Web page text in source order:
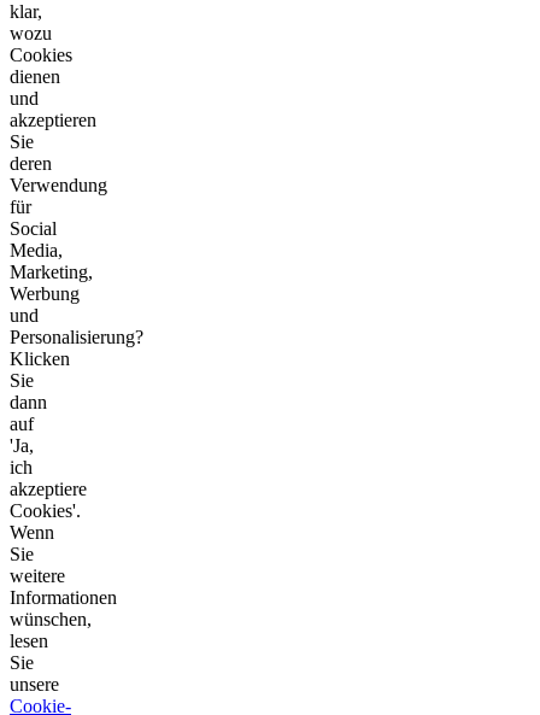
klar,
wozu
Cookies
dienen
und
akzeptieren
Sie
deren
Verwendung
für
Social
Media,
Marketing,
Werbung
und
Personalisierung?
Klicken
Sie
dann
auf
'Ja,
ich
akzeptiere
Cookies'.
Wenn
Sie
weitere
Informationen
wünschen,
lesen
Sie
unsere
Cookie-